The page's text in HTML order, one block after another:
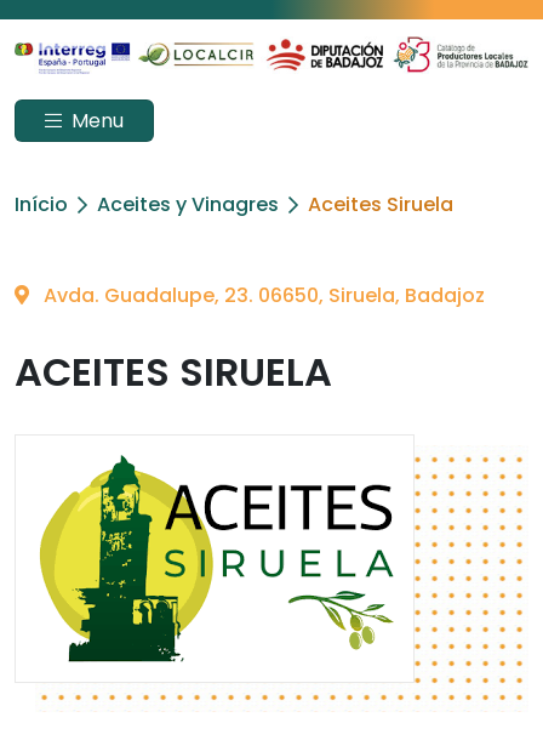
Menu
Início Aceites y Vinagres Aceites Siruela
Avda. Guadalupe, 23. 06650, Siruela, Badajoz
ACEITES SIRUELA